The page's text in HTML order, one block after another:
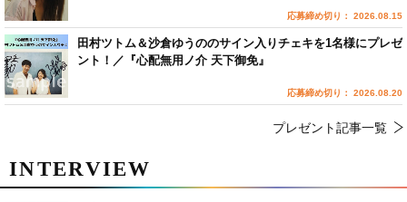
INTERVIEW
応募締め切り： 2026.08.15
田村ツトム＆沙倉ゆうののサイン入りチェキを1名様にプレゼ
ント！／『心配無用ノ介 天下御免』
応募締め切り： 2026.08.20
プレゼント記事一覧